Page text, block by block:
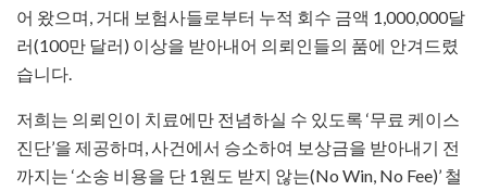
어 왔으며, 거대 보험사들로부터 누적 회수 금액 1,000,000달
러(100만 달러) 이상을 받아내어 의뢰인들의 품에 안겨드렸
습니다.
저희는 의뢰인이 치료에만 전념하실 수 있도록 ‘무료 케이스
진단’을 제공하며, 사건에서 승소하여 보상금을 받아내기 전
까지는 ‘소송 비용을 단 1원도 받지 않는(No Win, No Fee)’ 철